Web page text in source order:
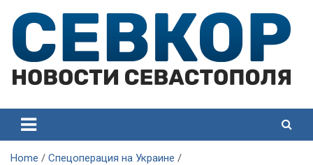
content
Севастополя
Севастополя
Home
Спецоперация на Украине